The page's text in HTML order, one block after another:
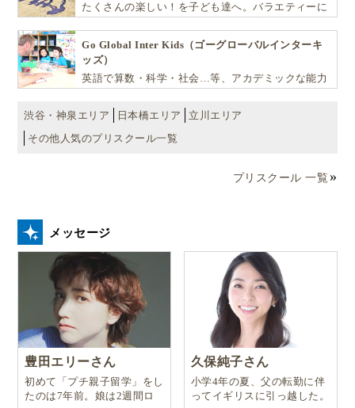
たくさんの楽しい！を子ども達へ。バラエティーに
『生きる力』を育てます。
Go Global Inter Kids（ゴーグローバルインターキ
ッズ）
英語で算数・科学・社会…等、アカデミックな能力
を育む少人数制のプリスクールです。
渋谷・神泉エリア 日本橋エリア
立川エリア
その他人気のプリスクール一覧
プリスクール 一覧
メッセージ
豊田エリーさん
初めて「プチ親子留学」をし
たのは7年前。娘は2週間ロ
久保純子さん
小学4年の夏、父の転勤に伴
ってイギリスに引っ越した。